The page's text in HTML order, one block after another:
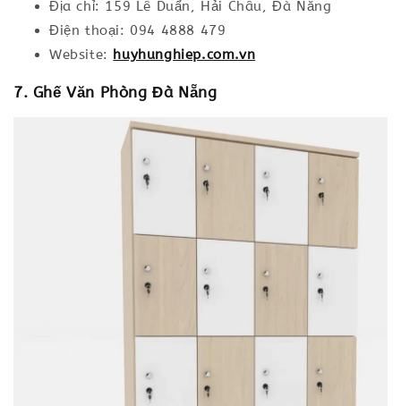
Địa chỉ: 159 Lê Duẩn, Hải Châu, Đà Nẵng
Điện thoại: 094 4888 479
Website: huyhunghiep.com.vn
7. Ghế Văn Phòng Đà Nẵng